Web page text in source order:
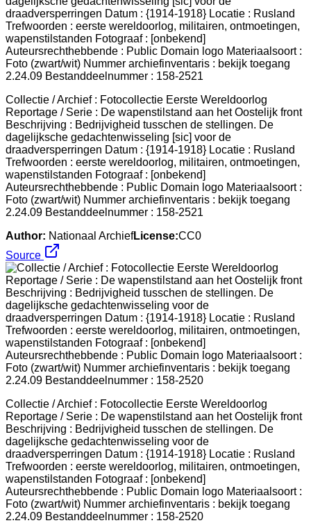
Collectie / Archief : Fotocollectie Eerste Wereldoorlog
Reportage / Serie : De wapenstilstand aan het Oostelijk front
Beschrijving : Bedrijvigheid tusschen de stellingen. De
dagelijksche gedachtenwisseling [sic] voor de
draadversperringen Datum : {1914-1918} Locatie : Rusland
Trefwoorden : eerste wereldoorlog, militairen, ontmoetingen,
wapenstilstanden Fotograaf : [onbekend]
Auteursrechthebbende : Public Domain logo Materiaalsoort :
Foto (zwart/wit) Nummer archiefinventaris : bekijk toegang
2.24.09 Bestanddeelnummer : 158-2521
Author: Nationaal ArchiefLicense:CC0
Source
Collectie / Archief : Fotocollectie Eerste Wereldoorlog
Reportage / Serie : De wapenstilstand aan het Oostelijk front
Beschrijving : Bedrijvigheid tusschen de stellingen. De
dagelijksche gedachtenwisseling voor de
draadversperringen Datum : {1914-1918} Locatie : Rusland
Trefwoorden : eerste wereldoorlog, militairen, ontmoetingen,
wapenstilstanden Fotograaf : [onbekend]
Auteursrechthebbende : Public Domain logo Materiaalsoort :
Foto (zwart/wit) Nummer archiefinventaris : bekijk toegang
2.24.09 Bestanddeelnummer : 158-2520